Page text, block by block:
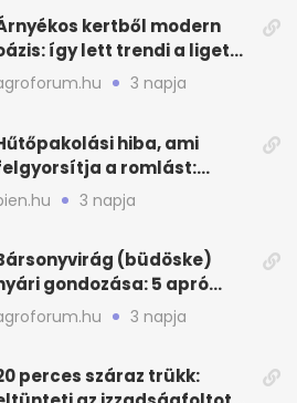
kertből modern
így lett trendi a ligetes
3 napja
hiba, ami
a romlást:
figyelj
3 napja
(büdöske)
gondozása: 5 apró
a dús virágzásért
3 napja
perces száraz trükk: